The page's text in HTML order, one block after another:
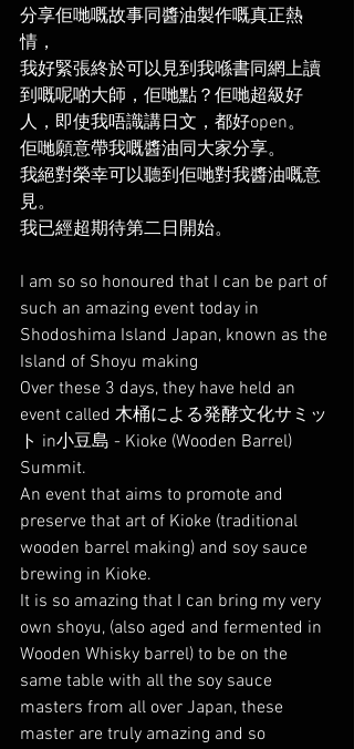
分享佢哋嘅故事同醬油製作嘅真正熱
情，
我好緊張終於可以見到我喺書同網上讀
到嘅呢啲大師，佢哋點？佢哋超級好
人，即使我唔識講日文，都好open。
佢哋願意帶我嘅醬油同大家分享。
我絕對榮幸可以聽到佢哋對我醬油嘅意
見。
我已經超期待第二日開始。
I am so so honoured that I can be part of
such an amazing event today in
Shodoshima Island Japan, known as the
Island of Shoyu making
Over these 3 days, they have held an
event called 木桶による発酵文化サミッ
ト in小豆島 - Kioke (Wooden Barrel)
Summit.
An event that aims to promote and
preserve that art of Kioke (traditional
wooden barrel making) and soy sauce
brewing in Kioke.
It is so amazing that I can bring my very
own shoyu, (also aged and fermented in
Wooden Whisky barrel) to be on the
same table with all the soy sauce
masters from all over Japan, these
master are truly amazing and so